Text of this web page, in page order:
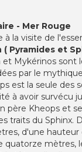
- Mer Rouge
à la visite de
( Pyramides et
et Mykérinos sont
par le
est la seule des
à avoir survécu
père Kheops et
traits du Sphinx.
d'une
quatorze mètres,